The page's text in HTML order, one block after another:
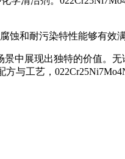
蚀和耐污染特性能够有
中展现出独特的价值
与工艺，